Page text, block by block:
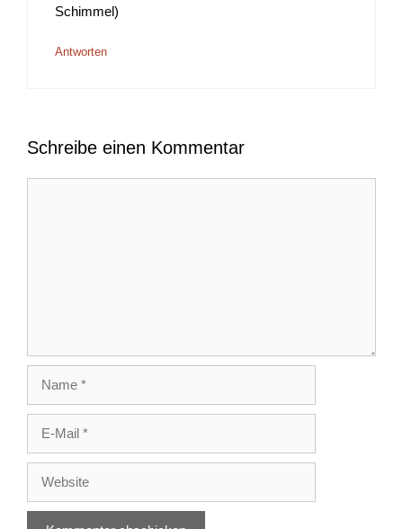
Schimmel)
Antworten
Schreibe einen Kommentar
Mail